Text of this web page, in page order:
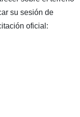
su sesión de
oficial: